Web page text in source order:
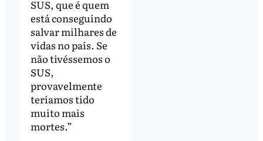
SUS, que é quem
está conseguindo
salvar milhares de
vidas no país. Se
não tivéssemos o
SUS,
provavelmente
teríamos tido
muito mais
mortes.”